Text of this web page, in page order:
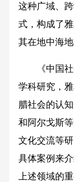
这种广域、
式，构成了
其在地中海
《中国
学科研究，
腊社会的认
和阿尔戈斯
文化交流等
具体案例来
上述领域的